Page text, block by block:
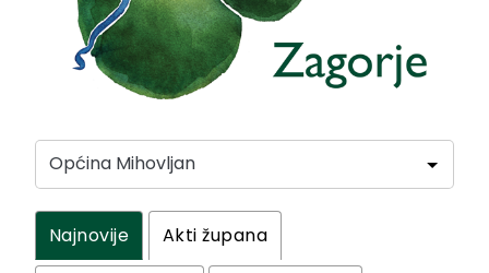
Najnovije Akti župana